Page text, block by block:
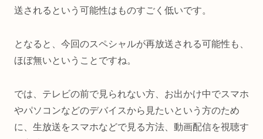
送されるという可能性はものすごく低いです。
となると、今回のスペシャルが再放送される可能性も、
ほぼ無いということですね。
では、テレビの前で見られない方、お出かけ中でスマホ
やパソコンなどのデバイスから見たいという方のため
に、生放送をスマホなどで見る方法、動画配信を視聴す